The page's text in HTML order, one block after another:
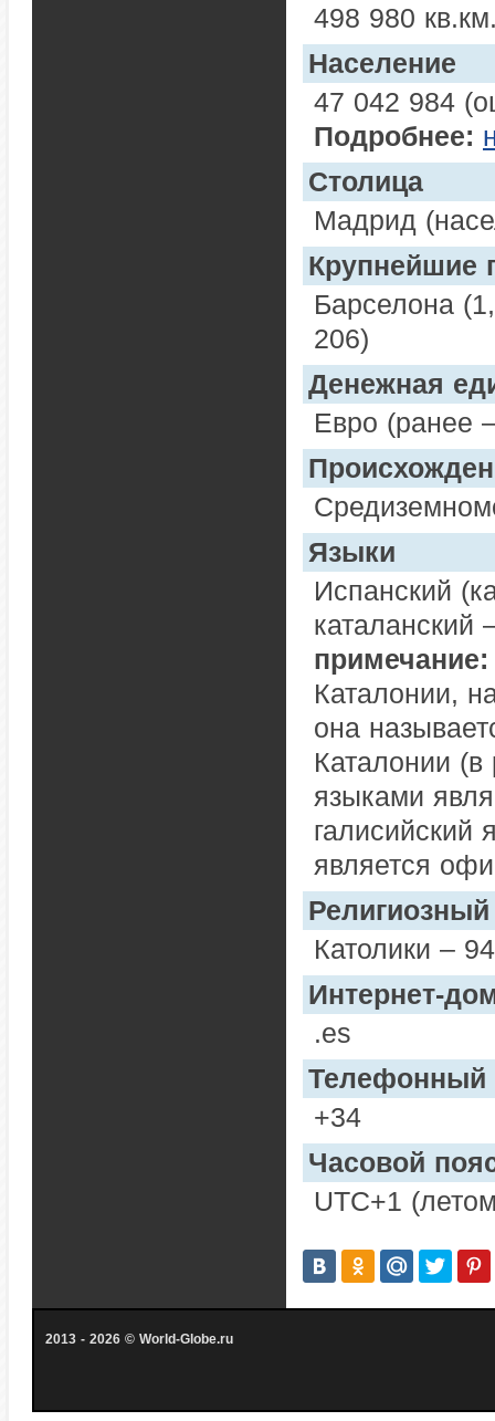
498 980
Население
47 042 984
Подробнее:
Столица
Мадрид
Крупнейшие
Барселона
206)
Денежная
Евро (ранее
Языки
Испанский
каталанский
примечание:
Каталонии,
она
Каталонии
языками
галисийский
является
Католики –
Интернет-
.es
Телефонный
+34
Часовой
UTC+1
2013 - 2026 © World-Globe.ru